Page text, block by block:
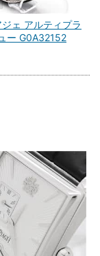
ェ アルティプラ
ー G0A32152